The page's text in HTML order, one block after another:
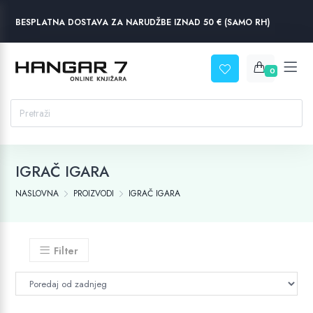
BESPLATNA DOSTAVA ZA NARUDŽBE IZNAD 50 € (SAMO RH)
0
IGRAČ IGARA
NASLOVNA PROIZVODI IGRAČ IGARA
Filter